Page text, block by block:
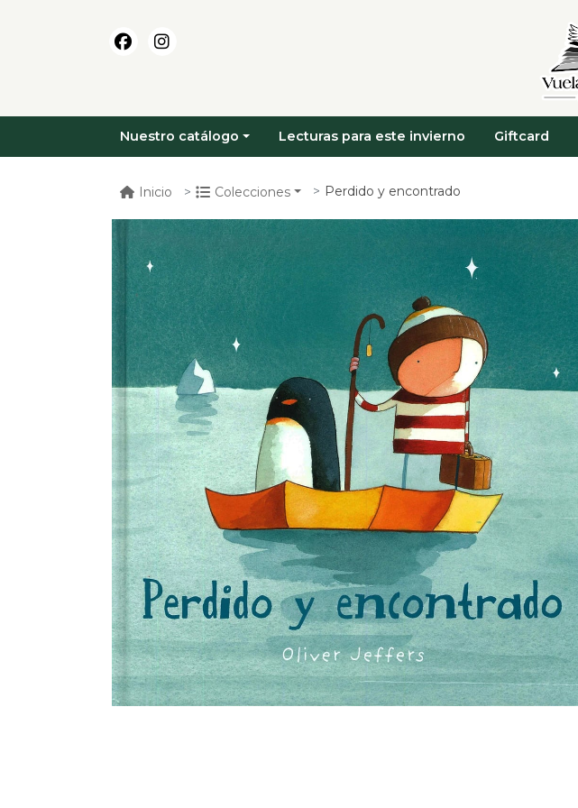
Nuestro catálogo Lecturas para este invierno Giftcard
Inicio Colecciones Perdido y encontrado